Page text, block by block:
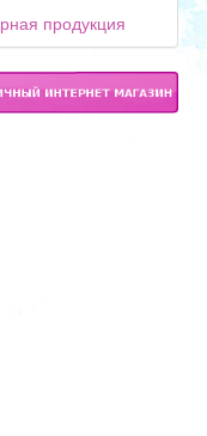
продукция